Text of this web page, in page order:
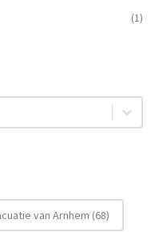
(1)
van Arnhem (68)